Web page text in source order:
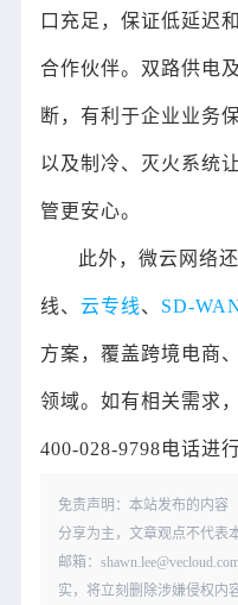
口充足，保证低延迟
合作伙伴。双路供电
断，有利于企业业务
以及制冷、灭火系统
管更安心。
此外，微云网络
线、云专线、 SD-
方案，覆盖跨境电商
领域。如有相关需求
400-028-9798电话进
免责声明：本站发布的内容
分享为主，文章观点不代表
邮箱：
实，将立刻删除涉嫌侵权内